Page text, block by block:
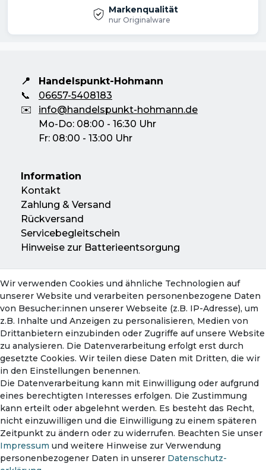
Markenqualität
nur Originalware
📍
Handelspunkt-Hohmann
📞
06657-5408183
✉️
info@handelspunkt-hohmann.de
Mo-Do: 08:00 - 16:30 Uhr
Fr: 08:00 - 13:00 Uhr
Information
Kontakt
Zahlung & Versand
Rückversand
Servicebegleitschein
Hinweise zur Batterieentsorgung
Konto
Mein Konto
Warenkorb
Zahlungsmethoden
Wir verwenden Cookies und ähnliche Technologien auf
unserer Website und verarbeiten personenbezogene Daten
von Besucher:innen unserer Webseite (z.B. IP-Adresse), um
z.B. Inhalte und Anzeigen zu personalisieren, Medien von
Drittanbietern einzubinden oder Zugriffe auf unsere Website
zu analysieren. Die Datenverarbeitung erfolgt erst durch
gesetzte Cookies. Wir teilen diese Daten mit Dritten, die wir
in den Einstellungen benennen.
Die Datenverarbeitung kann mit Einwilligung oder aufgrund
eines berechtigten Interesses erfolgen. Die Zustimmung
kann erteilt oder abgelehnt werden. Es besteht das Recht,
nicht einzuwilligen und die Einwilligung zu einem späteren
Zeitpunkt zu ändern oder zu widerrufen. Beachten Sie unser
Impressum und weitere Hinweise zur Verwendung
personenbezogener Daten in unserer Daten­schutz­